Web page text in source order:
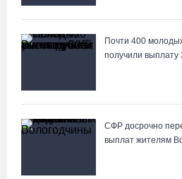
06.08.26 / 09:54
Архангелогородец устроил
Четыре волейболистки из Череповца
Почти 400
получили выплату
СФР досрочно
выплат жителям